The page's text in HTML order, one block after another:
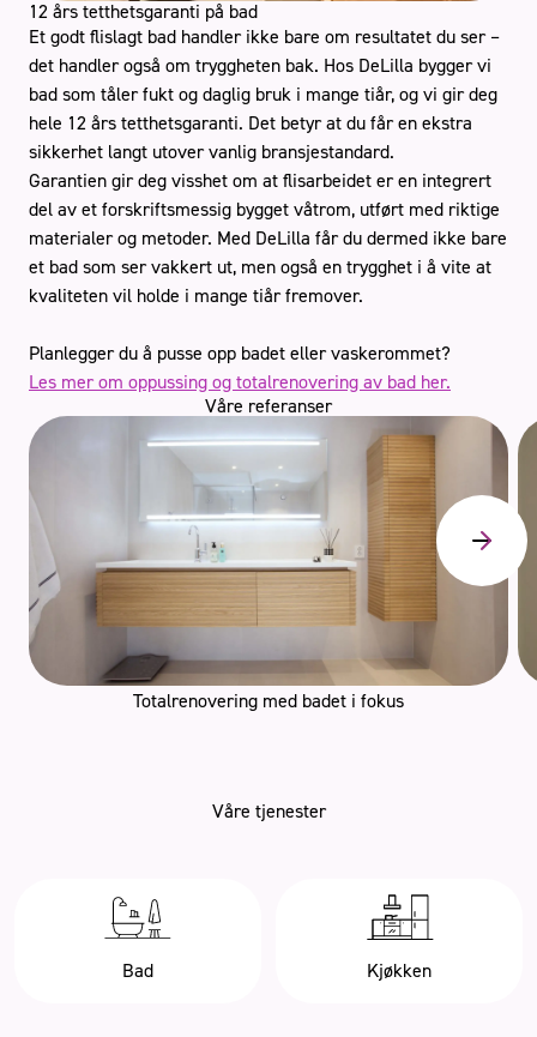
12 års tetthetsgaranti på bad
Et godt flislagt bad handler ikke bare om resultatet du ser –
det handler også om tryggheten bak. Hos DeLilla bygger vi
bad som tåler fukt og daglig bruk i mange tiår, og vi gir deg
hele 12 års tetthetsgaranti. Det betyr at du får en ekstra
sikkerhet langt utover vanlig bransjestandard.
Garantien gir deg visshet om at flisarbeidet er en integrert
del av et forskriftsmessig bygget våtrom, utført med riktige
materialer og metoder. Med DeLilla får du dermed ikke bare
et bad som ser vakkert ut, men også en trygghet i å vite at
kvaliteten vil holde i mange tiår fremover.
Planlegger du å pusse opp badet eller vaskerommet?
Les mer om oppussing og totalrenovering av bad her.
Våre referanser
Totalrenovering med badet i fokus
Våre tjenester
Bad Kjøkken